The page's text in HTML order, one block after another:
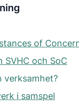
of
SVHC och SoC
verksamhet?
i samspel